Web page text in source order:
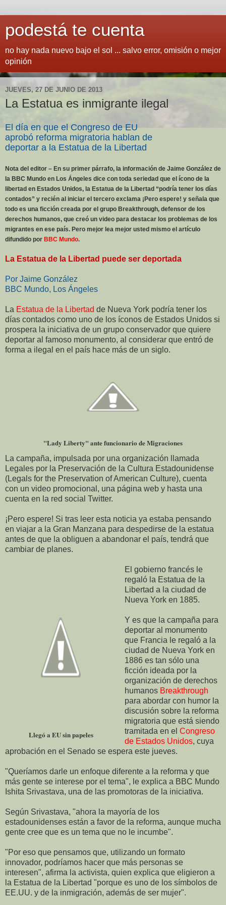
podestá te cuenta
no hay nada nuevo bajo el sol ... salvo error, omisión o mejor
opinión
JUEVES, 27 DE JUNIO DE 2013
La Estatua es inmigrante ilegal
El día en que el Congreso de EU
aprobó reforma migratoria hablan de
deportar a la Estatua de la Libertad
Nota del editor – En su primer párrafo, la información de Jaime González de
la BBC Mundo en Los Ángeles dice con toda seriedad que el ícono de la
libertad en Estados Unidos, la Estatua de la Libertad “podría tener los días
contados” y recién al iniciar el tercero exclama ¡Pero espere! y señala que
todo es una ficción creada por el grupo Breakthrough, defensor de los
derechos humanos, que creó un video para destacar los problemas de los
migrantes en ese país. Pero mejor lea mejor usted mismo el artículo
difundido por BBC Mundo.
La Estatua de la Libertad puede ser deportada
Por Jaime González
BBC Mundo, Los Ángeles
La Estatua de la Libertad de Nueva York podría tener los
días contados como uno de los íconos de Estados Unidos si
prospera la iniciativa de un grupo conservador que quiere
deportar al famoso monumento, al considerar que entró de
forma a ilegal en el país hace más de un siglo.
"Lady Liberty" ante funcionario de Migraciones
La campaña, impulsada por una organización llamada
Legales por la Preservación de la Cultura Estadounidense
(Legals for the Preservation of American Culture), cuenta
con un video promocional, una página web y hasta una
cuenta en la red social Twitter.
¡Pero espere! Si tras leer esta noticia ya estaba pensando
en viajar a la Gran Manzana para despedirse de la estatua
antes de que la obliguen a abandonar el país, tendrá que
cambiar de planes.
Llegó a EU sin papeles
El gobierno francés le
regaló la Estatua de la
Libertad a la ciudad de
Nueva York en 1885.
Y es que la campaña para
deportar al monumento
que Francia le regaló a la
ciudad de Nueva York en
1886 es tan sólo una
ficción ideada por la
organización de derechos
humanos Breakthrough
para abordar con humor la
discusión sobre la reforma
migratoria que está siendo
tramitada en el Congreso
de Estados Unidos, cuya
aprobación en el Senado se espera este jueves.
"Queríamos darle un enfoque diferente a la reforma y que
más gente se interese por el tema", le explica a BBC Mundo
Ishita Srivastava, una de las promotoras de la iniciativa.
Según Srivastava, "ahora la mayoría de los
estadounidenses están a favor de la reforma, aunque mucha
gente cree que es un tema que no le incumbe".
"Por eso que pensamos que, utilizando un formato
innovador, podríamos hacer que más personas se
interesen", afirma la activista, quien explica que eligieron a
la Estatua de la Libertad "porque es uno de los símbolos de
EE.UU. y de la inmigración, además de ser mujer".